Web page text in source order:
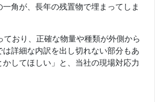
角が、長年の残置物で埋まってしま
ており、正確な物量や種類が外側から
詳細な内訳を出し切れない部分もあ
してほしい」と、当社の現場対応力